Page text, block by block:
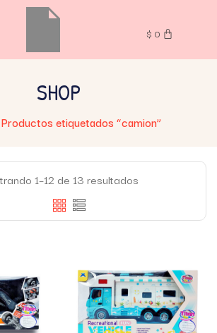
$ 0
SHOP
Productos etiquetados “camion”
1–12 de 13 resultados